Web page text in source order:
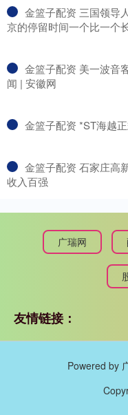
金篮子配资 三国领导
京的停留时间一个比一个
金篮子配资 美一波音
闻 | 安徽网
金篮子配资 *ST海越
金篮子配资 石家庄高
收入百强
广瑞网
友情链接：
Powered by